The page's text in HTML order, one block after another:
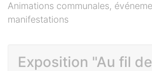
Animations communales,
manifestations
Exposition "Au fil de